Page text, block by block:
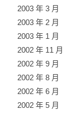
2003 年 3 月
2003 年 2 月
2003 年 1 月
2002 年 11 月
2002 年 9 月
2002 年 8 月
2002 年 6 月
2002 年 5 月